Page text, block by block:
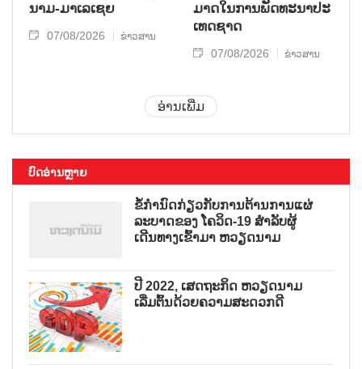
ນາມ-ມາ​ເລ​ເຊຍ
07/08/2026 ຂ່າວສານ
ມາດ​ໃນ​ການ​ພັດ​ທະ​ນາ​ປະ​
ເທດ​ຊາດ
07/08/2026 ຂ່າວສານ
ອ່ານເພີ່ມ
ບົດອ່ານຫຼາຍ
ຂໍ້ກຳນົດກ່ຽວກັບການຕ້ານການແຜ່
ລະບາດຂອງ ໂຄວິດ-19 ສຳລັບຜູ້
ເດີນທາງເຂົ້າມາ ຫວຽດນາມ
ປີ 2022, ເສດຖະກິດ ຫວຽດນາມ
ເລີ່ມຕົ້ນດ້ວຍຄວາມສະດວກດີ